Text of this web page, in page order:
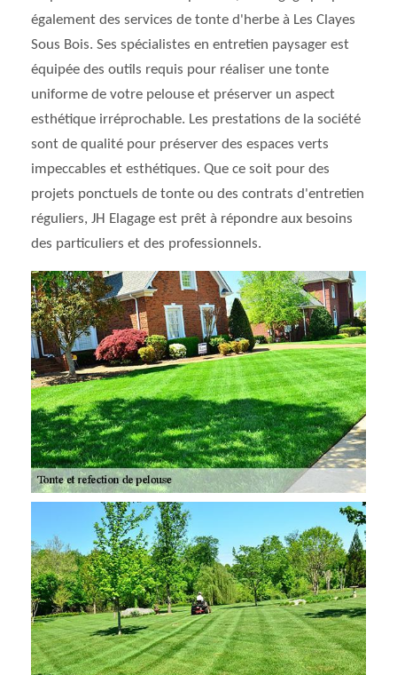
également des services de tonte d'herbe à Les Clayes
Sous Bois. Ses spécialistes en entretien paysager est
équipée des outils requis pour réaliser une tonte
uniforme de votre pelouse et préserver un aspect
esthétique irréprochable. Les prestations de la société
sont de qualité pour préserver des espaces verts
impeccables et esthétiques. Que ce soit pour des
projets ponctuels de tonte ou des contrats d'entretien
réguliers, JH Elagage est prêt à répondre aux besoins
des particuliers et des professionnels.